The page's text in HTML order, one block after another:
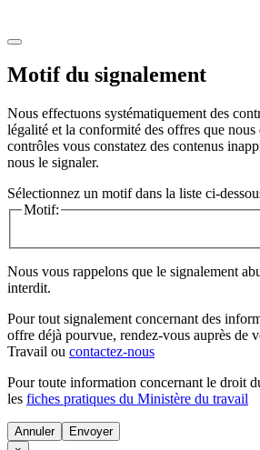
Motif du signalement
Nous effectuons systématiquement des
légalité et la conformité des offres que
contrôles vous constatez des contenus
nous le signaler.
Sélectionnez un motif dans la liste ci-
Motif:
Nous vous rappelons que le signalement
interdit.
Pour tout signalement concernant des
offre déjà pourvue, rendez-vous auprès de
Travail ou contactez-nous
Pour toute information concernant le droit
les fiches pratiques du Ministère du travail
Annuler